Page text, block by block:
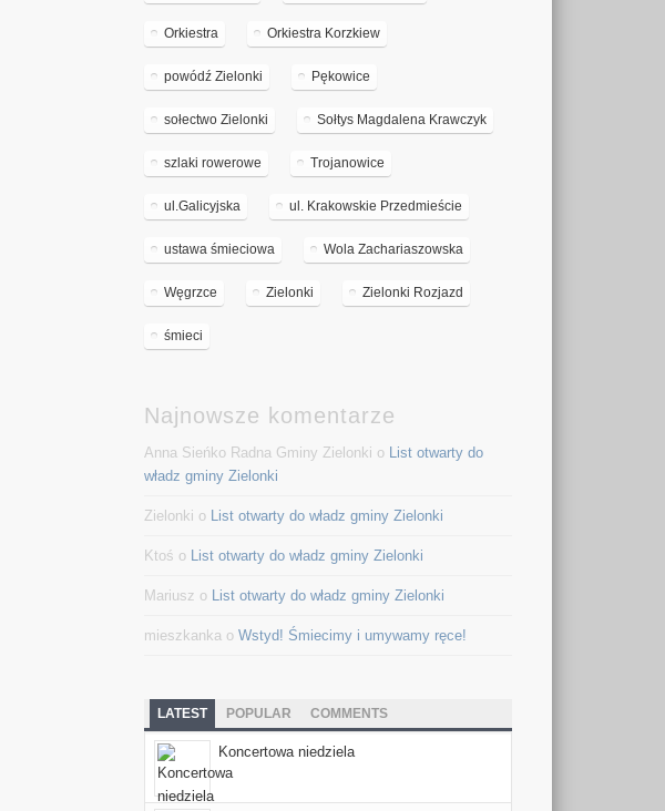
Orkiestra Orkiestra Korzkiew
powódź Zielonki Pękowice
sołectwo Zielonki Sołtys Magdalena Krawczyk
szlaki rowerowe Trojanowice
ul.Galicyjska ul. Krakowskie Przedmieście
ustawa śmieciowa Wola Zachariaszowska
Węgrzce Zielonki Zielonki Rozjazd
śmieci
Najnowsze komentarze
Anna Sieńko Radna Gminy Zielonki o List otwarty do
władz gminy Zielonki
Zielonki o List otwarty do władz gminy Zielonki
Ktoś o List otwarty do władz gminy Zielonki
Mariusz o List otwarty do władz gminy Zielonki
mieszkanka oWstyd! Śmiecimy i umywamy ręce!
LATEST POPULAR COMMENTS
Koncertowa niedziela